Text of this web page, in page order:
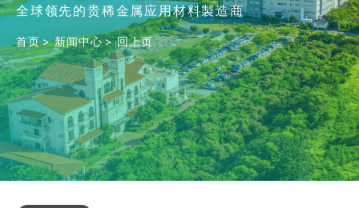
全球领先的贵稀金属应用材料製造商
首页 新闻中心 回上页